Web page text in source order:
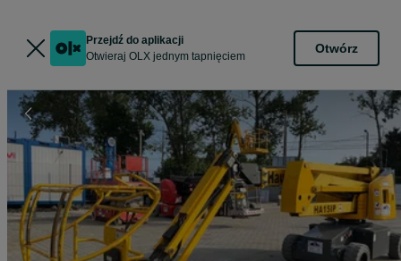
Przejdź do aplikacji
Otwieraj OLX jednym tapnięciem
Otwórz